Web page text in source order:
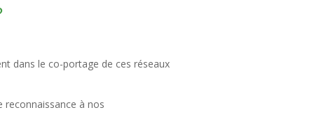
dans le co-portage de ces réseaux
reconnaissance à nos